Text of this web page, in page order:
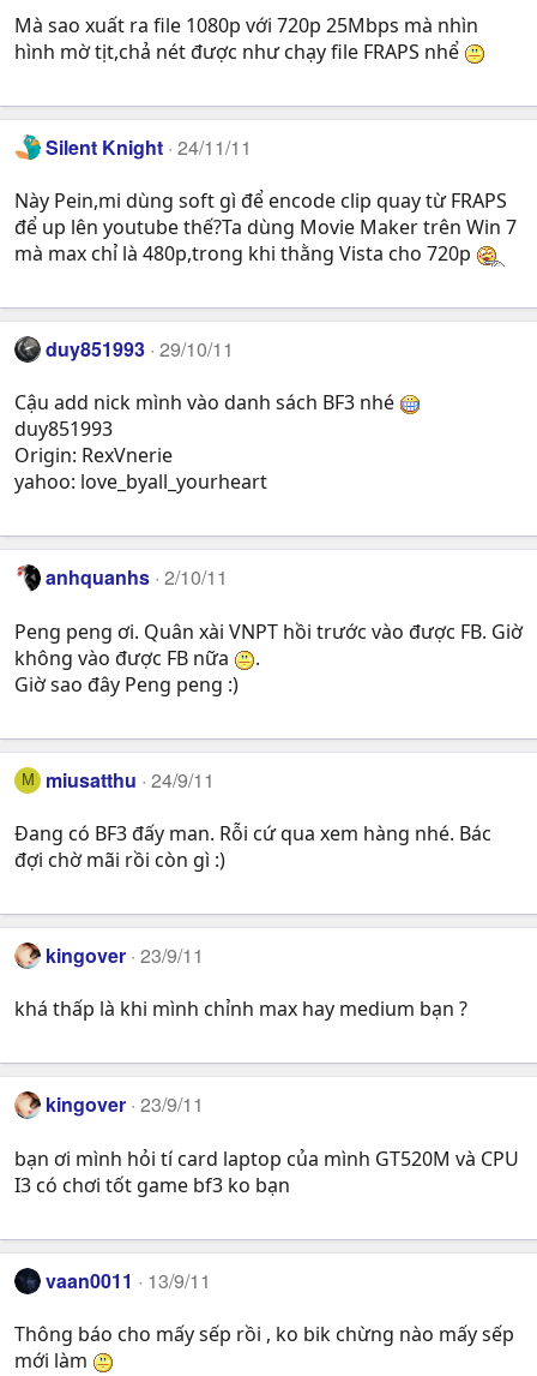
Mà sao xuất ra file 1080p với 720p 25Mbps mà nhìn
hình mờ tịt,chả nét được như chạy file FRAPS nhể
Silent Knight 24/11/11
Này Pein,mi dùng soft gì để encode clip quay từ FRAPS
để up lên youtube thế?Ta dùng Movie Maker trên Win 7
mà max chỉ là 480p,trong khi thằng Vista cho 720p
duy851993 29/10/11
Cậu add nick mình vào danh sách BF3 nhé
duy851993
Origin: RexVnerie
yahoo: love_byall_yourheart
anhquanhs 2/10/11
Peng peng ơi. Quân xài VNPT hồi trước vào được FB. Giờ
không vào được FB nữa
.
Giờ sao đây Peng peng :)
M miusatthu 24/9/11
Đang có BF3 đấy man. Rỗi cứ qua xem hàng nhé. Bác
đợi chờ mãi rồi còn gì :)
kingover 23/9/11
khá thấp là khi mình chỉnh max hay medium bạn ?
kingover 23/9/11
bạn ơi mình hỏi tí card laptop của mình GT520M và CPU
I3 có chơi tốt game bf3 ko bạn
vaan0011 13/9/11
Thông báo cho mấy sếp rồi , ko bik chừng nào mấy sếp
mới làm